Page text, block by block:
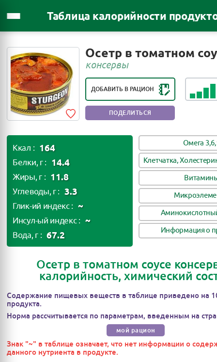
Таблица калорийности
Осетр в томатном
консервы
ДОБАВИТЬ В РАЦИОН
ПОЛЕЗНЫЙ ПРОДУКТ
ПОДЕЛИТЬСЯ
Ккал : 164
Белки, г : 14.4
Жиры, г : 11.8
Углеводы, г : 3.3
Глик-ий индекс : ~
Инсул-ый индекс : ~
Вода, г : 67.2
Омега
Клетчатка,
Информация о
Осетр в томатном соусе
калорийность, химический
Содержание пищевых веществ в таблице приведено на
продукта.
Норма рассчитывается по параметрам, введенным на
мой рацион
Знак "~" в таблице означает, что нет информации о
данного нутриента в продукте.